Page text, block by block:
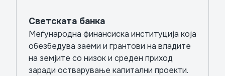
Светската банка
Меѓународна финансиска институција која
обезбедува заеми и грантови на владите
на земјите со низок и среден приход
заради остварување капитални проекти.